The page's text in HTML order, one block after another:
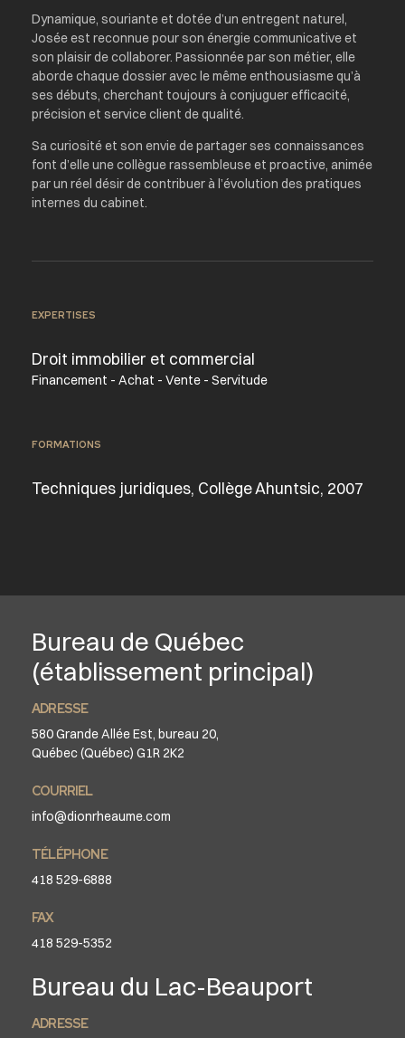
Dynamique, souriante et dotée d’un entregent naturel,
Josée est reconnue pour son énergie communicative et
son plaisir de collaborer. Passionnée par son métier, elle
aborde chaque dossier avec le même enthousiasme qu’à
ses débuts, cherchant toujours à conjuguer efficacité,
précision et service client de qualité.
Sa curiosité et son envie de partager ses connaissances
font d’elle une collègue rassembleuse et proactive, animée
par un réel désir de contribuer à l’évolution des pratiques
internes du cabinet.
EXPERTISES
Droit immobilier et commercial
Financement - Achat - Vente - Servitude
FORMATIONS
Techniques juridiques, Collège Ahuntsic, 2007
Bureau de Québec
(établissement principal)
ADRESSE
580 Grande Allée Est, bureau 20,
Québec (Québec) G1R 2K2
COURRIEL
info@dionrheaume.com
TÉLÉPHONE
418 529-6888
FAX
418 529-5352
Bureau du Lac-Beauport
ADRESSE